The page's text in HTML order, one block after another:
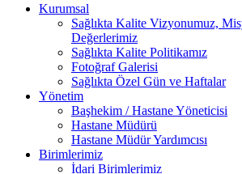
Kurumsal
Sağlıkta Kalite Vizyonumuz,
Değerlerimiz
Sağlıkta Kalite Politikamız
Fotoğraf Galerisi
Sağlıkta Özel Gün ve Haftalar
Yönetim
Başhekim / Hastane Yöneticisi
Hastane Müdürü
Hastane Müdür Yardımcısı
Birimlerimiz
İdari Birimlerimiz